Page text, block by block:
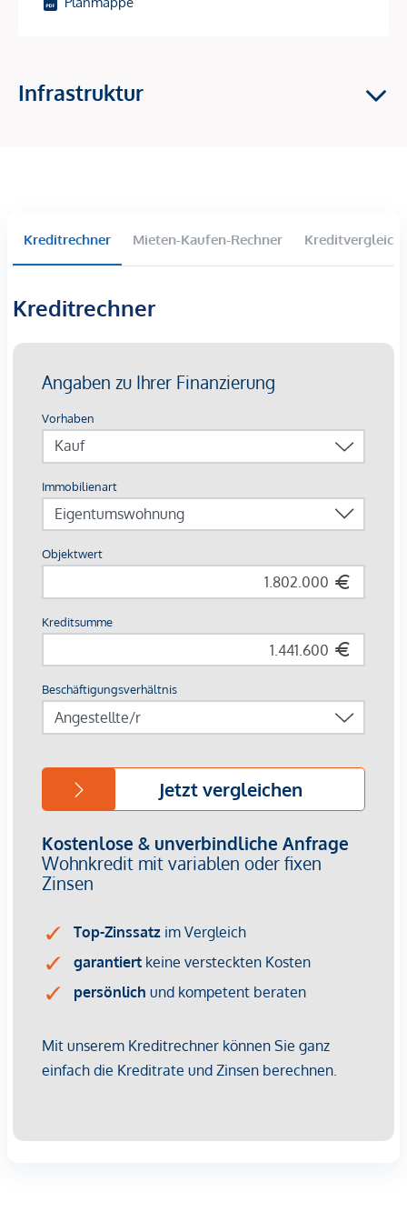
Qualität in jedem Detail.
ideal für Spaziergänge, Läufe oder Radtouren. In wenigen
Minuten erreicht man den Kongresspark, das Kongressbad
oder das Schafbergbad. Cafés, kleine Geschäfte und eine
gewachsene Infrastruktur machen das tägliche Leben
angenehm leicht.
Die Umgebung hat sich zu einer ruhigen, zugleich
aufstrebenden Wohngegend entwickelt – authentisch
wienerisch, mit Heurigen, alten Villen und viel Grünraum.
Ein Ort mit Geschichte, Charme und Zukunft: urban
angebunden, aber mit spürbarer Erholung.
Schulen, Kindergärten und Spielplätze liegen in kurzer
Distanz. Die großzügigen Wohnungen mit klarer
Familienleben – Natur vor der Tür, Stadtkomfort in
Reichweite.
Buslinien 44B und 46B
S-Bahn-Station Hernals
Provisionsfrei für den Käufer!
Fertigstellung: voraussichtlich 1. Quartal 2028
dem zu vermittelnden Dritten ein familiäres oder
wirtschaftliches Naheverhältnis besteht.
Der Vermittler ist als Doppelmakler tätig.
Apotheke <600m
Infrastruktur
Kreditrechner Mieten-Kaufen-Rechner Kreditvergleich
Kreditrechner